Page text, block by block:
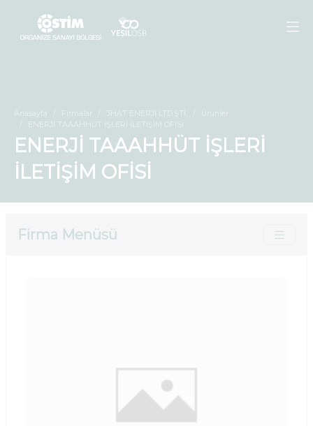
Anasayfa Firmalar 3HAT ENERJİ LTD.ŞTİ.
Ürünler
ENERJİ TAAAHHÜT İŞLERİ İLETİŞİM OFİSİ
ENERJİ TAAAHHÜT İŞLERİ
İLETİŞİM OFİSİ
Firma Menüsü